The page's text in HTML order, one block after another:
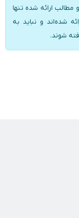
مطالب ارائه شده تنها
شده‌اند و نباید به
شوند.